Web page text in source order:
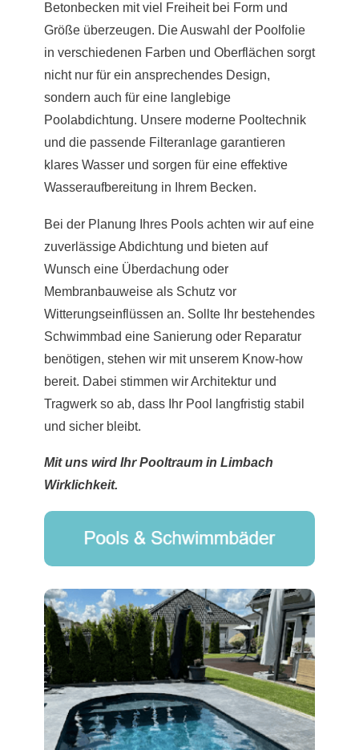
Betonbecken mit viel Freiheit bei Form und
Größe überzeugen. Die Auswahl der Poolfolie
in verschiedenen Farben und Oberflächen sorgt
nicht nur für ein ansprechendes Design,
sondern auch für eine langlebige
Poolabdichtung. Unsere moderne Pooltechnik
und die passende Filteranlage garantieren
klares Wasser und sorgen für eine effektive
Wasseraufbereitung in Ihrem Becken.
Bei der Planung Ihres Pools achten wir auf eine
zuverlässige Abdichtung und bieten auf
Wunsch eine Überdachung oder
Membranbauweise als Schutz vor
Witterungseinflüssen an. Sollte Ihr bestehendes
Schwimmbad eine Sanierung oder Reparatur
benötigen, stehen wir mit unserem Know-how
bereit. Dabei stimmen wir Architektur und
Tragwerk so ab, dass Ihr Pool langfristig stabil
und sicher bleibt.
Mit uns wird Ihr Pooltraum in Limbach
Wirklichkeit.